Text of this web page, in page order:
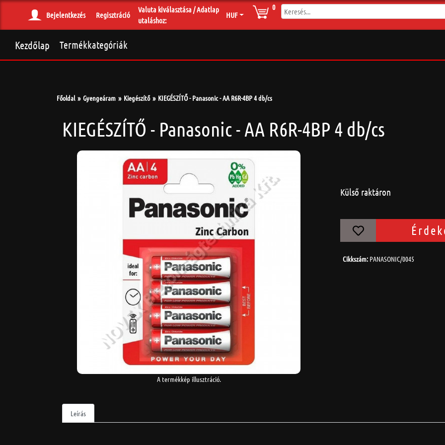
Bejelentkezés Regisztráció
Valuta kiválasztása / Adatlap
utaláshoz:
HUF
0
Termékkategóriák
Kezdőlap
Főoldal Gyengeáram Kiegészítő KIEGÉSZÍTŐ - Panasonic - AA R6R-4BP 4 db/cs
KIEGÉSZÍTŐ - Panasonic - AA R6R-4BP 4 db/cs
A termékkép illusztráció.
Külső raktáron
Cikkszám: PANASONIC/0045
Leírás